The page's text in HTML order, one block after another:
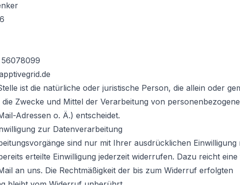
ist die natürliche oder juristische Person, die allein oder
Zwecke und Mittel der Verarbeitung von
Adressen o. Ä.) entscheidet.
zur Datenverarbeitung
sind nur mit Ihrer ausdrücklichen Einwilligung
erteilte Einwilligung jederzeit widerrufen. Dazu reicht
an uns. Die Rechtmäßigkeit der bis zum Widerruf erfolgten